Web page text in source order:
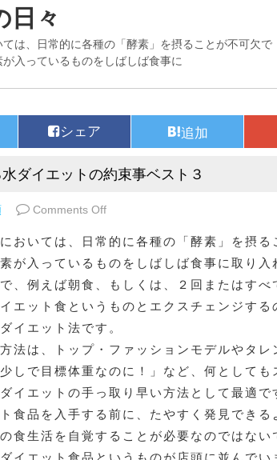
日々
は、日常的に各種の「酵素」を摂ることが不可欠で
入っているものをしばしば食事に
ダイエットの約束事ベスト３
Comments Offon 知る人ぞ知る水ダイエットの
おいては、日常的に各種の「酵素」を摂る
が入っているものをしばしば食事に取り入
、例えば朝食、もしくは、２回またはすべ
エット食というものとエクスチェンジす
イエット法です。
法は、トップ・ファッションモデルやタ
しで目標体重なのに！」など、何として
イエットの手っ取り早い方法として最適で
食品を入手する前に、たやすく発見できる
食生活を自覚することが必要なのではない
イエット食品というものが店頭に並んでい